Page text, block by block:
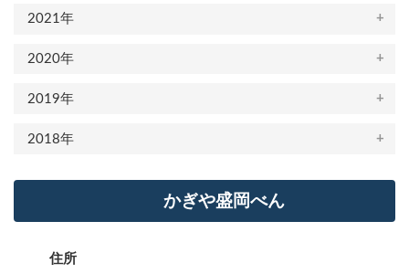
2021年
2020年
2019年
2018年
かぎや盛岡べん
住所